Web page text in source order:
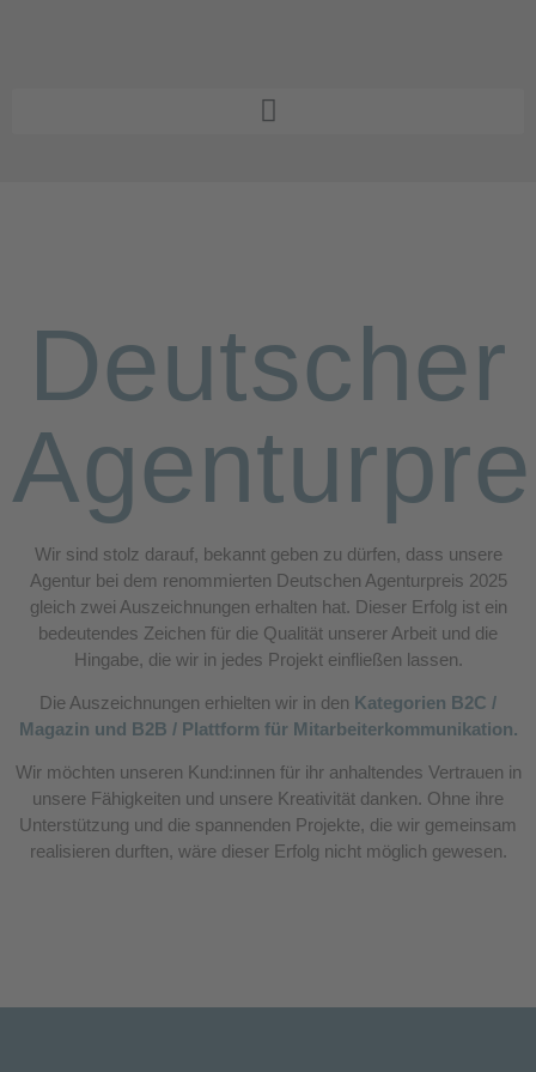
Deutscher
Wir sind stolz darauf, bekannt geben zu dürfen, dass unsere
Agentur bei dem renommierten Deutschen Agenturpreis 2025
gleich zwei Auszeichnungen erhalten hat. Dieser Erfolg ist ein
bedeutendes Zeichen für die Qualität unserer Arbeit und die
Hingabe, die wir in jedes Projekt einfließen lassen.
Die Auszeichnungen erhielten wir in den Kategorien B2C /
Magazin und B2B / Plattform für Mitarbeiterkommunikation.
Wir möchten unseren Kund:innen für ihr anhaltendes Vertrauen in
unsere Fähigkeiten und unsere Kreativität danken. Ohne ihre
Unterstützung und die spannenden Projekte, die wir gemeinsam
realisieren durften, wäre dieser Erfolg nicht möglich gewesen.